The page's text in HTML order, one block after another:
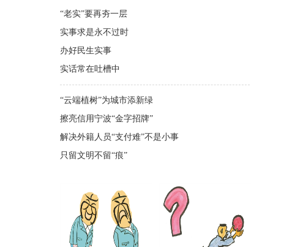
“老实”要再夯一层
实事求是永不过时
办好民生实事
实话常在吐槽中
“云端植树”为城市添新绿
擦亮信用宁波“金字招牌”
解决外籍人员“支付难”不是小事
只留文明不留“痕”